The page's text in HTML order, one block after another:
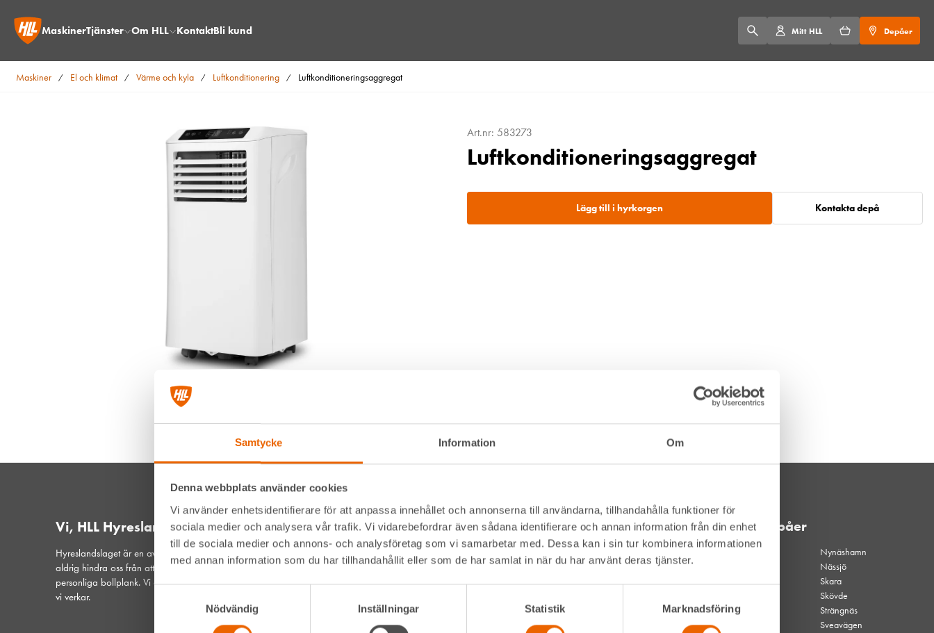
Samtycke Information Om
Denna webbplats använder cookies
Vi använder enhetsidentifierare för att anpassa innehållet och annonserna till användarna, tillhandahålla funktioner för
sociala medier och analysera vår trafik. Vi vidarebefordrar även sådana identifierare och annan information från din enhet
till de sociala medier och annons- och analysföretag som vi samarbetar med. Dessa kan i sin tur kombinera informationen
med annan information som du har tillhandahållit eller som de har samlat in när du har använt deras tjänster.
Nödvändig
Inställningar Statistik Marknadsföring
MaskinerTjänster Om HLL KontaktBli kund Mitt HLL Depåer
Maskiner / El och klimat / Värme och kyla / Luftkonditionering / Luftkonditioneringsaggregat
Art.nr: 583273
Luftkonditioneringsaggregat
Lägg till i hyrkorgen Kontakta depå
Vi, HLL Hyreslandslaget
Hyreslandslaget är en av Sveriges ledande maskinuthyrare. Det kommer
aldrig hindra oss från att vara din lokala samarbetspartner och
personliga bollplank. Vi är ett samspelt lag med hjärtat på platserna där
vi verkar.
Alltid nära
Facebook
Instagram
LinkedIn
Navigation
Våra depåer
Jobba hos oss
Om HLL
Hållbarhet
Våra depåer
kvällsöppet
Borgholm
Nynäshamn
Nässjö
Skara
Skövde
Strängnäs
Sveavägen